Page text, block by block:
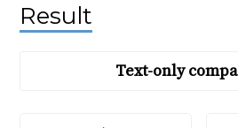
Result
Text-only